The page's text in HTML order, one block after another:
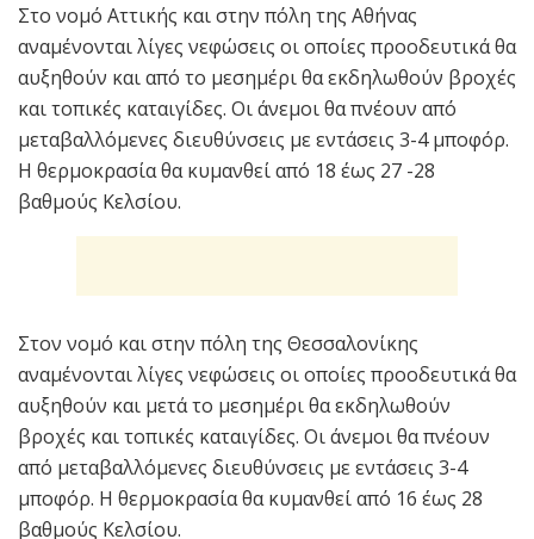
Στο νομό Αττικής και στην πόλη της Αθήνας
αναμένονται λίγες νεφώσεις οι οποίες προοδευτικά θα
αυξηθούν και από το μεσημέρι θα εκδηλωθούν βροχές
και τοπικές καταιγίδες. Οι άνεμοι θα πνέουν από
μεταβαλλόμενες διευθύνσεις με εντάσεις 3-4 μποφόρ.
Η θερμοκρασία θα κυμανθεί από 18 έως 27 -28
βαθμούς Κελσίου.
Στον νομό και στην πόλη της Θεσσαλονίκης
αναμένονται λίγες νεφώσεις οι οποίες προοδευτικά θα
αυξηθούν και μετά το μεσημέρι θα εκδηλωθούν
βροχές και τοπικές καταιγίδες. Οι άνεμοι θα πνέουν
από μεταβαλλόμενες διευθύνσεις με εντάσεις 3-4
μποφόρ. Η θερμοκρασία θα κυμανθεί από 16 έως 28
βαθμούς Κελσίου.